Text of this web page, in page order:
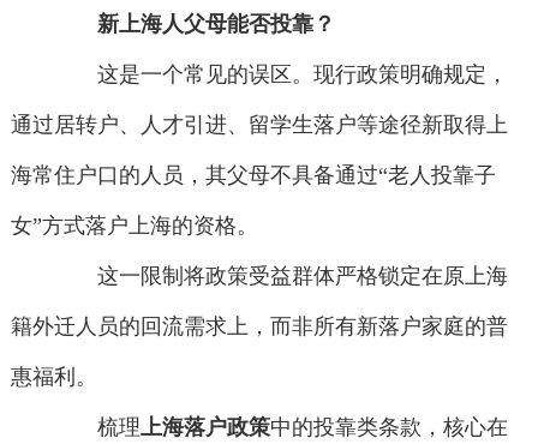
新上海人父母能否投靠？
这是一个常见的误区。现行政策明确规定，
通过居转户、人才引进、留学生落户等途径新取得上
海常住户口的人员，其父母不具备通过“老人投靠子
女”方式落户上海的资格。
这一限制将政策受益群体严格锁定在原上海
籍外迁人员的回流需求上，而非所有新落户家庭的普
惠福利。
梳理上海落户政策中的投靠类条款，核心在